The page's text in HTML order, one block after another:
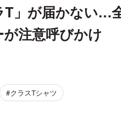
T」が届かない…
注意呼びかけ
#クラスTシャツ